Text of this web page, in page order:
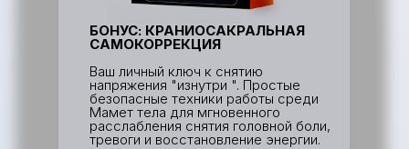
БОНУС: КРАНИОСАКРАЛЬНАЯ
САМОКОРРЕКЦИЯ
Ваш личный ключ к снятию
напряжения "изнутри ". Простые
безопасные техники работы среди
Мамет тела для мгновенного
расслабления снятия головной боли,
тревоги и восстановление энергии.